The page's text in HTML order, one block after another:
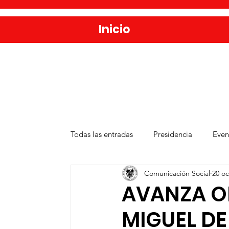
Todas las entradas Presidencia
Agua y Alcantarillado
Publicaciones Administración
AVANZA
MIGUEL
Comunicación Social 20
Inicio